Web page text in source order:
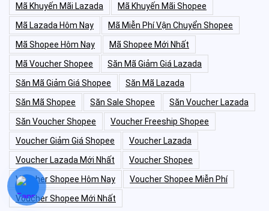
Mã Khuyến Mãi Lazada
Mã Khuyến Mãi Shopee
Mã Lazada Hôm Nay
Mã Miễn Phí Vận Chuyển Shopee
Mã Shopee Hôm Nay
Mã Shopee Mới Nhất
Mã Voucher Shopee
Săn Mã Giảm Giá Lazada
Săn Mã Giảm Giá Shopee
Săn Mã Lazada
Săn Mã Shopee
Săn Sale Shopee
Săn Voucher Lazada
Săn Voucher Shopee
Voucher Freeship Shopee
Voucher Giảm Giá Shopee
Voucher Lazada
Voucher Lazada Mới Nhất
Voucher Shopee
Voucher Shopee Hôm Nay
Voucher Shopee Miễn Phí
Voucher Shopee Mới Nhất